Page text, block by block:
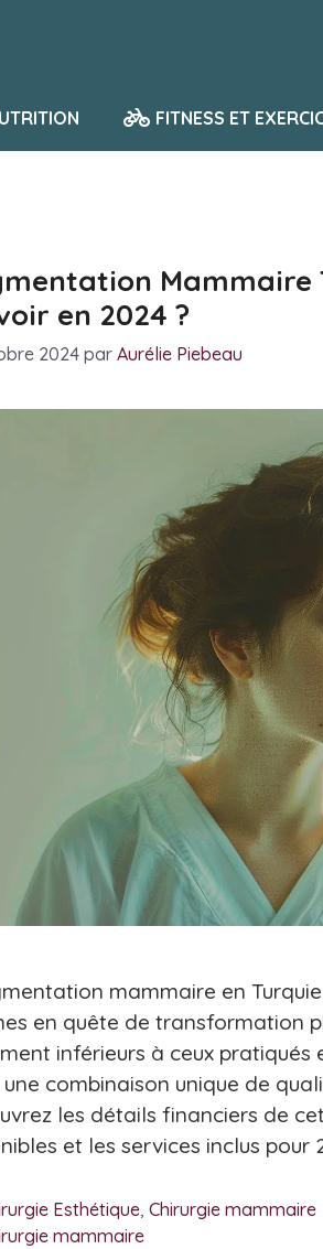
FITNESS ET
Mammaire
en 2024 ?
2024 par Aurélie Piebeau
mammaire en
en quête de transformation
inférieurs à ceux pratiqués
combinaison unique de
les détails financiers de
et les services inclus pour
Esthétique, Chirurgie mammaire
mammaire